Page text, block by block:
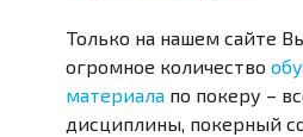
Только на нашем сайте
огромное количество
материала по покеру –
дисциплины, покерный